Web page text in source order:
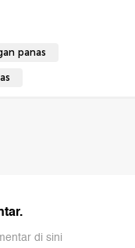
panas
di sini